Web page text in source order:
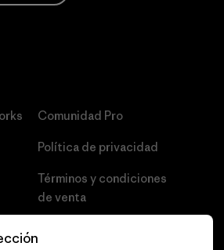
Comunidad Pro
Política de privacidad
Términos y condiciones
de venta